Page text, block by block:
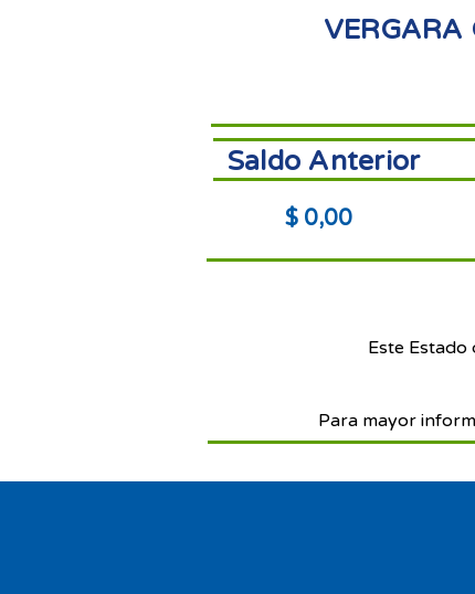
VERGARA
Saldo Anterior
$ 0,00
Este
Para mayor